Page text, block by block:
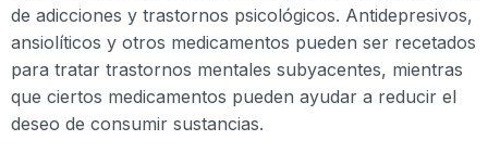
de adicciones y trastornos psicológicos. Antidepresivos,
ansiolíticos y otros medicamentos pueden ser recetados
para tratar trastornos mentales subyacentes, mientras
que ciertos medicamentos pueden ayudar a reducir el
deseo de consumir sustancias.